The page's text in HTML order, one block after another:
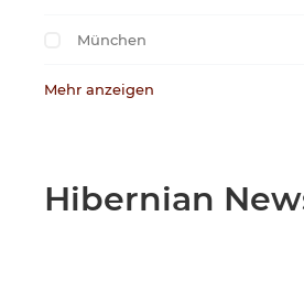
München
Mehr anzeigen
Hibernian